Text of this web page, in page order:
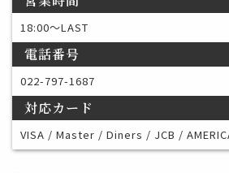
18:00〜LAST
電話番号
022-797-1687
対応カード
VISA / Master / Diners / JCB /